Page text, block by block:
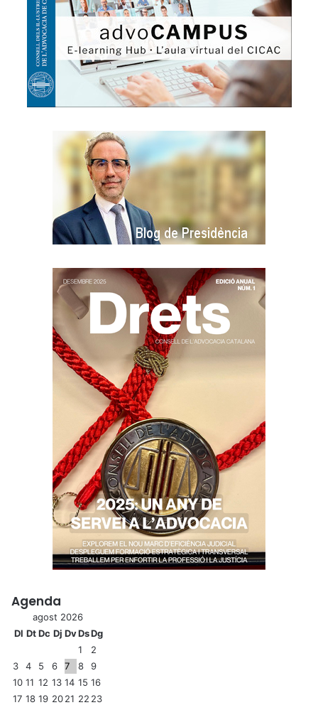
i
t
e
Agenda
agost 2026
Dl DtDc Dj DvDsDg
1
2
3
4 5 6 7 8
9
10 11 12 13 14 15 16
17 18 19 2021 22 23